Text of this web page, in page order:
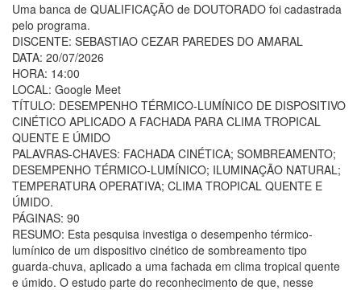
Uma banca de QUALIFICAÇÃO de DOUTORADO foi cadastrada
pelo programa.
DISCENTE: SEBASTIAO CEZAR PAREDES DO AMARAL
DATA: 20/07/2026
HORA: 14:00
LOCAL: Google Meet
TÍTULO: DESEMPENHO TÉRMICO-LUMÍNICO DE DISPOSITIVO
CINÉTICO APLICADO A FACHADA PARA CLIMA TROPICAL
QUENTE E ÚMIDO
PALAVRAS-CHAVES: FACHADA CINÉTICA; SOMBREAMENTO;
DESEMPENHO TÉRMICO-LUMÍNICO; ILUMINAÇÃO NATURAL;
TEMPERATURA OPERATIVA; CLIMA TROPICAL QUENTE E
ÚMIDO.
PÁGINAS: 90
RESUMO: Esta pesquisa investiga o desempenho térmico-
lumínico de um dispositivo cinético de sombreamento tipo
guarda-chuva, aplicado a uma fachada em clima tropical quente
e úmido. O estudo parte do reconhecimento de que, nesse